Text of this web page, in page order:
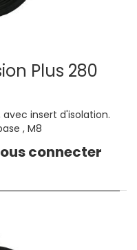
Plus 280
avec insert d'isolation.
, M8
connecter